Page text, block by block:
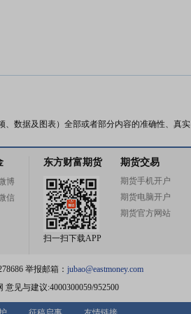
数据及图表）全部或者部分内容的准确性、真实
博
信
东方财富期货
扫一扫下载APP
期货交易
期货手机开户
期货电脑开户
期货官方网站
举报邮箱： jubao@eastmoney.com
意见与建议:4000300059/952500